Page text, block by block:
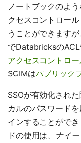
ノートブックのよ
クセスコントロー
うことができます
でDatabricksのACL
アクセスコントロ
SCIMはパブリック
SSOが有効化され
カルのパスワード
インすることがで
ドの使用は、 ナイ